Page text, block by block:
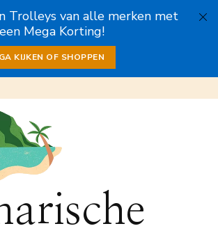
Trolleys van alle merken met
een Mega Korting!
GA KIJKEN OF SHOPPEN